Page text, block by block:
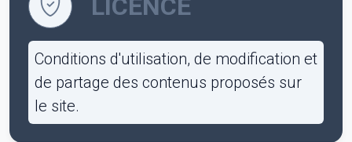
LICENCE
Conditions d'utilisation, de modification et
de partage des contenus proposés sur
le site.